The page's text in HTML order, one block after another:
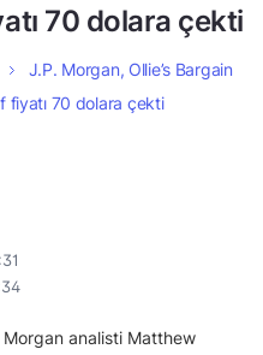
70 dolara çekti
J.P. Morgan, Ollie’s Bargain
fiyatı 70 dolara çekti
Morgan analisti Matthew